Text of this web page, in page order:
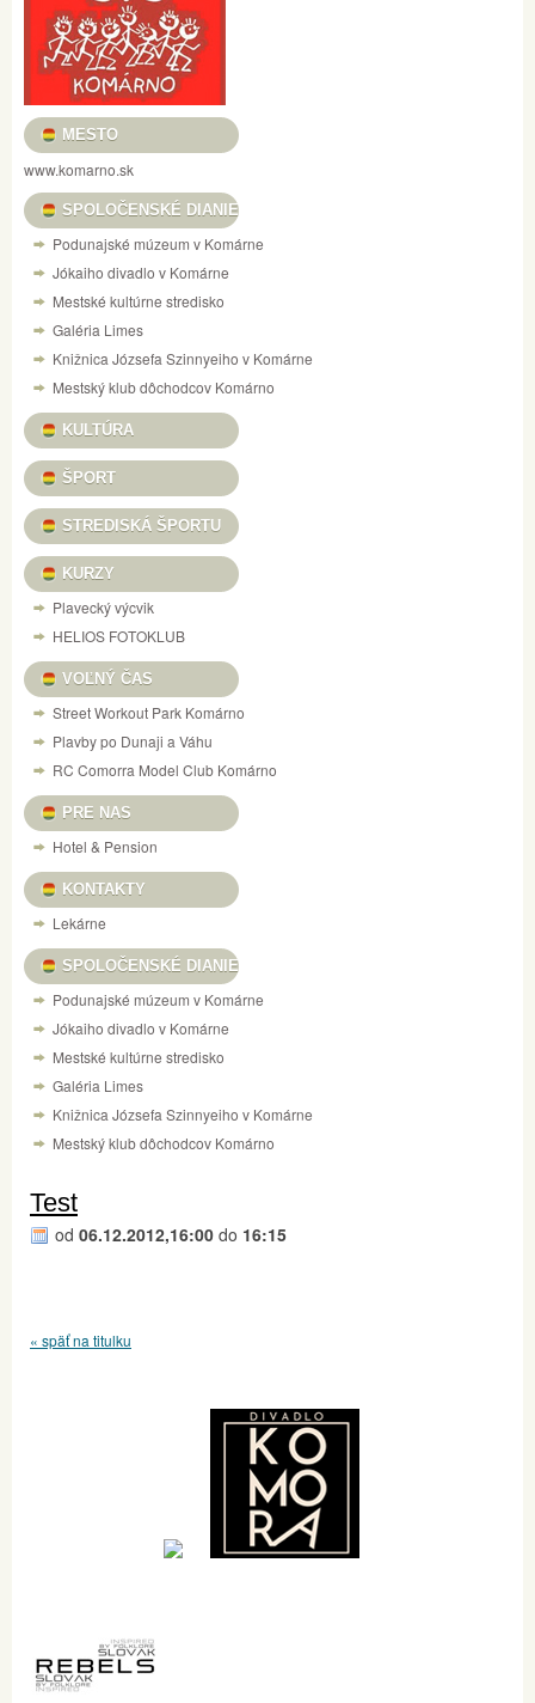
MESTO
www.komarno.sk
SPOLOČENSKÉ DIANIE
Podunajské múzeum v Komárne
Jókaiho divadlo v Komárne
Mestské kultúrne stredisko
Galéria Limes
Knižnica Józsefa Szinnyeiho v Komárne
Mestský klub dôchodcov Komárno
KULTÚRA
ŠPORT
STREDISKÁ ŠPORTU
KURZY
Plavecký výcvik
HELIOS FOTOKLUB
VOĽNÝ ČAS
Street Workout Park Komárno
Plavby po Dunaji a Váhu
RC Comorra Model Club Komárno
PRE NAS
Hotel & Pension
KONTAKTY
Lekárne
SPOLOČENSKÉ DIANIE
Podunajské múzeum v Komárne
Jókaiho divadlo v Komárne
Mestské kultúrne stredisko
Galéria Limes
Knižnica Józsefa Szinnyeiho v Komárne
Mestský klub dôchodcov Komárno
Test
od 06.12.2012,16:00 do 16:15
« späť na titulku